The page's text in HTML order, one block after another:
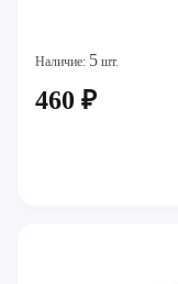
Наличие: 5 шт.
460 ₽